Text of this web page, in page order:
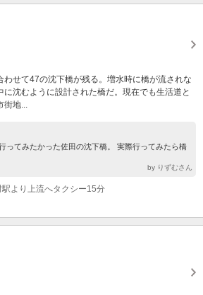
わせて47の沈下橋が残る。増水時に橋が流されな
沈むように設計された橋だ。現在でも生活道と
地...
ってみたかった佐田の沈下橋。 実際行ってみたら橋
by りずむさん
より上流へタクシー15分